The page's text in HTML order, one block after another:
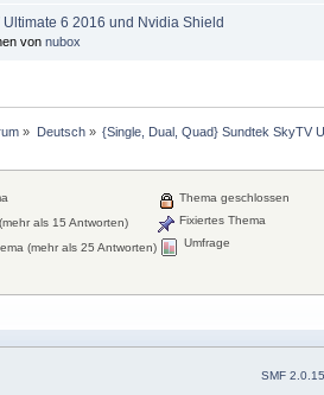
Ultimate 6 2016 und Nvidia Shield
von nubox
» Deutsch» {Single, Dual, Quad} Sundtek SkyTV
als 15 Antworten)
(mehr als 25 Antworten)
Thema geschlossen
Fixiertes Thema
Umfrage
SMF 2.0.15